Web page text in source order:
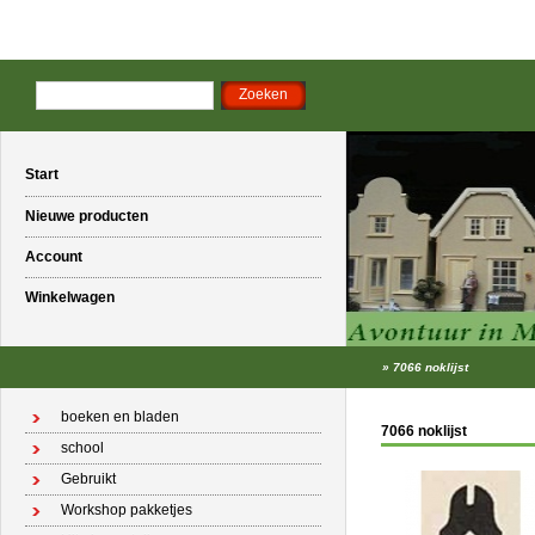
Start
Nieuwe producten
Account
Winkelwagen
» 7066 noklijst
boeken en bladen
school
Gebruikt
Workshop pakketjes
7066 noklijst